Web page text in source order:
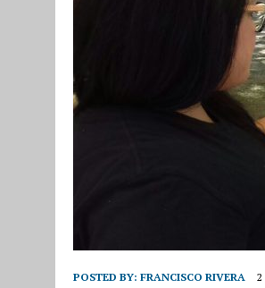
POSTED BY: FRANCISCO RIVERA 2